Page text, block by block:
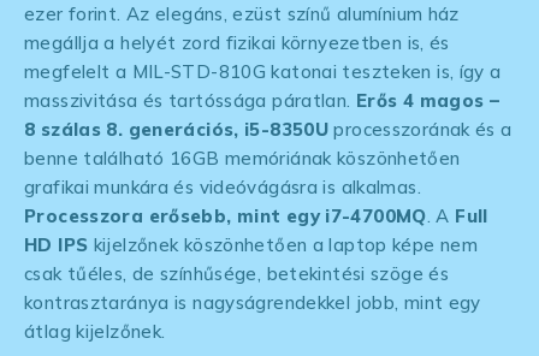
ezer forint. Az elegáns, ezüst színű alumínium ház
megállja a helyét zord fizikai környezetben is, és
megfelelt a MIL-STD-810G katonai teszteken is, így a
masszivitása és tartóssága páratlan. Erős 4 magos –
8 szálas 8. generációs, i5-8350U processzorának és a
benne található 16GB memóriának köszönhetően
grafikai munkára és videóvágásra is alkalmas.
Processzora erősebb, mint egy i7-4700MQ . A Full
HD IPS kijelzőnek köszönhetően a laptop képe nem
csak tűéles, de színhűsége, betekintési szöge és
kontrasztaránya is nagyságrendekkel jobb, mint egy
átlag kijelzőnek.